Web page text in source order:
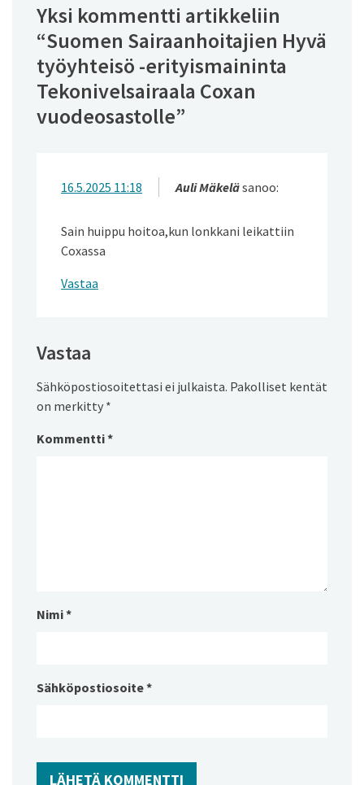
Yksi kommentti artikkeliin
“Suomen Sairaanhoitajien Hyvä
työyhteisö -erityismaininta
Tekonivelsairaala Coxan
vuodeosastolle”
Auli Mäkeläsanoo:
16.5.2025 11:18
Sain huippu hoitoa,kun lonkkani leikattiin
Coxassa
Vastaa
Vastaa
Sähköpostiosoitettasi ei julkaista. Pakolliset kentät
on merkitty *
Kommentti*
Nimi*
Sähköpostiosoite*